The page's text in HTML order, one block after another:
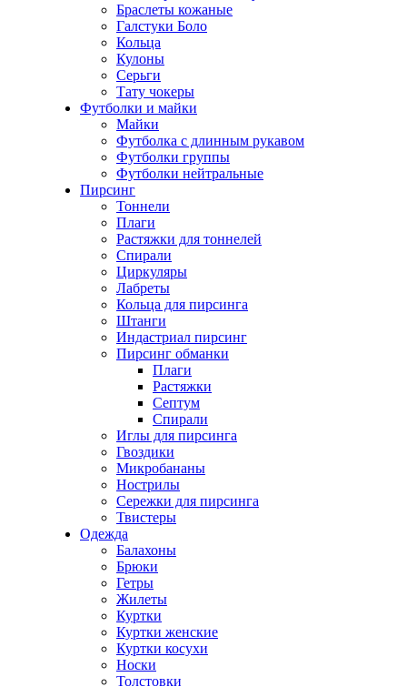
Браслеты кожаные
Галстуки Боло
Кольца
Кулоны
Серьги
Тату чокеры
Футболки и майки
Майки
Футболка с длинным рукавом
Футболки группы
Футболки нейтральные
Пирсинг
Тоннели
Плаги
Растяжки для тоннелей
Спирали
Циркуляры
Лабреты
Кольца для пирсинга
Штанги
Индастриал пирсинг
Пирсинг обманки
Плаги
Растяжки
Септум
Спирали
Иглы для пирсинга
Гвоздики
Микробананы
Нострилы
Сережки для пирсинга
Твистеры
Одежда
Балахоны
Брюки
Гетры
Жилеты
Куртки
Куртки женские
Куртки косухи
Носки
Толстовки